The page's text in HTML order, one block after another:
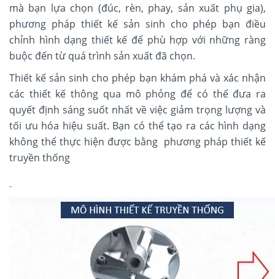
mà bạn lựa chọn (đúc, rèn, phay, sản xuất phụ gia),
phương pháp thiết kế sản sinh cho phép bạn điều
chỉnh hình dạng thiết kế để phù hợp với những ràng
buộc đến từ quá trình sản xuất đã chọn.
Thiết kế sản sinh cho phép bạn khám phá và xác nhận
các thiết kế thông qua mô phỏng để có thể đưa ra
quyết định sáng suốt nhất về việc giảm trọng lượng và
tối ưu hóa hiệu suất. Bạn có thể tạo ra các hình dạng
không thể thực hiện được bằng phương pháp thiết kế
truyền thống